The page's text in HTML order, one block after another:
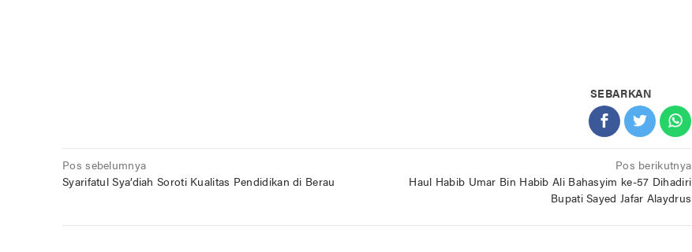
SEBARKAN
Navigasi
pos
Pos sebelumnya
Syarifatul Sya’diah Soroti Kualitas Pendidikan di Berau
Pos berikutnya
Haul Habib Umar Bin Habib Ali Bahasyim ke-57 Dihadiri
Bupati Sayed Jafar Alaydrus